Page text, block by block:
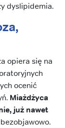
dyslipidemia.
opiera się na
ocenić
Miażdżyca
już nawet